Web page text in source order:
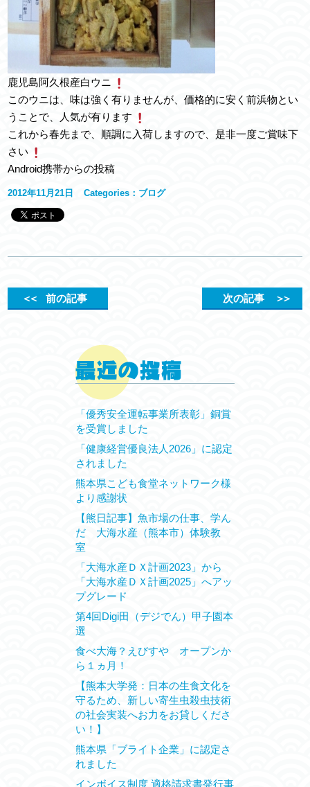
鹿児島阿久根産白ウニ
このウニは、味は強く有りませんが、価格的に安く前浜物とい
うことで、人気が有ります
これから春先まで、順調に入荷しますので、是非一度ご賞味下
さい
Android携帯からの投稿
2012年11月21日 Categories： ブログ
＜＜前の記事 次の記事 ＞＞
「優秀安全運転事業所表彰」銅賞
を受賞しました
「健康経営優良法人2026」に認定
されました
熊本県こども食堂ネットワーク様
より感謝状
【熊日記事】魚市場の仕事、学ん
だ 大海水産（熊本市）体験教
室
「大海水産ＤＸ計画2023」から
「大海水産ＤＸ計画2025」へアッ
プグレード
第4回Digi田（デジでん）甲子園本
選
食べ大海？えびすや オープンか
ら１ヵ月！
【熊本大学発：日本の生食文化を
守るため、新しい寄生虫殺虫技術
の社会実装へお力をお貸しくださ
い！】
熊本県「ブライト企業」に認定さ
れました
インボイス制度 適格請求書発行事